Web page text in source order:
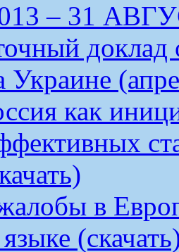
– 31
доклад
Украине
как
в